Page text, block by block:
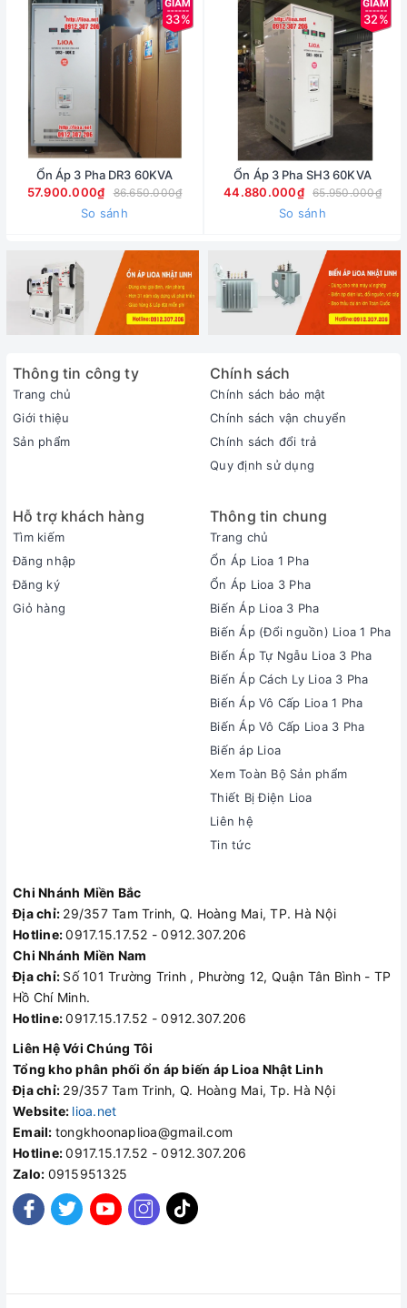
33%
Ổn Áp 3 Pha DR3 60KVA
57.900.000₫
86.650.000₫
So sánh
32%
Ổn Áp 3 Pha SH3 60KVA
44.880.000₫
65.950.000₫
So sánh
Thông tin công ty
Trang chủ
Giới thiệu
Sản phẩm
Chính sách
Chính sách bảo mật
Chính sách vận chuyển
Chính sách đổi trả
Quy định sử dụng
Hỗ trợ khách hàng
Tìm kiếm
Đăng nhập
Đăng ký
Giỏ hàng
Thông tin chung
Trang chủ
Ổn Áp Lioa 1 Pha
Ổn Áp Lioa 3 Pha
Biến Áp Lioa 3 Pha
Biến Áp (Đổi nguồn) Lioa 1 Pha
Biến Áp Tự Ngẫu Lioa 3 Pha
Biến Áp Cách Ly Lioa 3 Pha
Biến Áp Vô Cấp Lioa 1 Pha
Biến Áp Vô Cấp Lioa 3 Pha
Biến áp Lioa
Xem Toàn Bộ Sản phẩm
Thiết Bị Điện Lioa
Liên hệ
Tin tức
Chi Nhánh Miền Bắc
Địa chỉ: 29/357 Tam Trinh, Q. Hoàng Mai, TP. Hà Nội
Hotline:0917.15.17.52 - 0912.307.206
Chi Nhánh Miền Nam
Địa chỉ: Số 101 Trường Trinh , Phường 12, Quận Tân Bình - TP
Hồ Chí Minh.
Hotline:0917.15.17.52 - 0912.307.206
Liên Hệ Với Chúng Tôi
Tổng kho phân phối ổn áp biến áp Lioa Nhật Linh
Địa chỉ: 29/357 Tam Trinh, Q. Hoàng Mai, Tp. Hà Nội
Website: lioa.net
Email: tongkhoonaplioa@gmail.com
Hotline:0917.15.17.52 - 0912.307.206
Zalo: 0915951325